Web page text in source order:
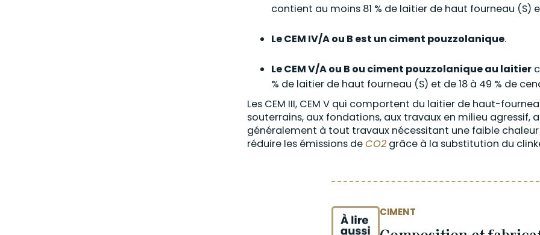
contient au moins 81 % de laitier de haut fourneau (S)
Le CEM IV/A ou B est un ciment pouzzolanique.
Le CEM V/A ou B ou ciment pouzzolanique au laitier
% de laitier de haut fourneau (S) et de 18 à 49 % de
Les CEM III, CEM V qui comportent du laitier de haut-
souterrains, aux fondations, aux travaux en milieu agressif,
généralement à tout travaux nécessitant une faible
réduire les émissions deCO2 grâce à la substitution du
CIMENT